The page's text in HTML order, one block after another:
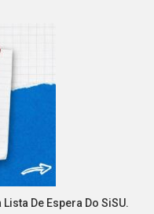
De Espera Do SiSU.